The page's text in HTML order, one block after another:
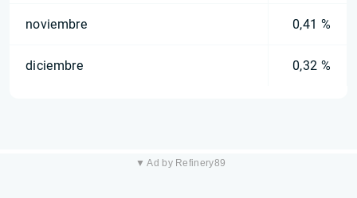
noviembre 0,41 %
diciembre 0,32 %
▼ Ad by Refinery89